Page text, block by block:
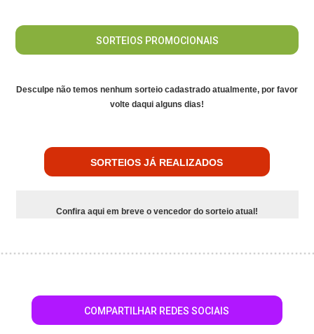
SORTEIOS PROMOCIONAIS
Desculpe não temos nenhum sorteio cadastrado atualmente, por favor
volte daqui alguns dias!
SORTEIOS JÁ REALIZADOS
Confira aqui em breve o vencedor do sorteio atual!
COMPARTILHAR REDES SOCIAIS